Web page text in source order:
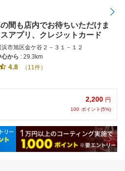
間も店内でお待ちいただけま
アプリ、クレジットカード
市旭区金ケ谷２－３１－１２
心から : 29.3km
4.8 （11件）
2,200 円
100 ポイント(5%)